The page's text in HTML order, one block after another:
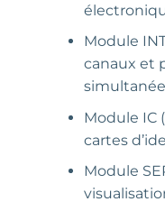
Module
canaux et
Module IC
cartes
Module